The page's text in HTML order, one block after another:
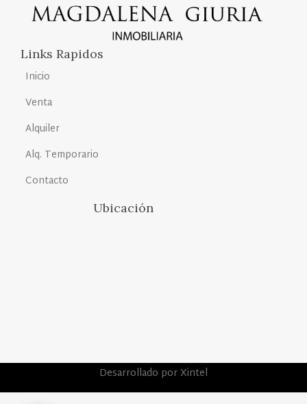
Links Rapidos
Inicio
Venta
Alquiler
Alq. Temporario
Contacto
Ubicación
Desarrollado por Xintel